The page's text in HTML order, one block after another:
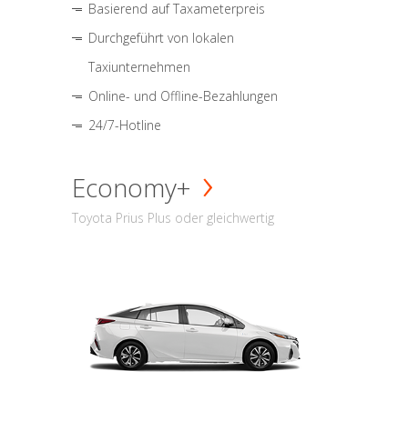
Basierend auf Taxameterpreis
Durchgeführt von lokalen
Taxiunternehmen
Online- und Offline-Bezahlungen
24/7-Hotline
Economy+
Toyota Prius Plus oder gleichwertig